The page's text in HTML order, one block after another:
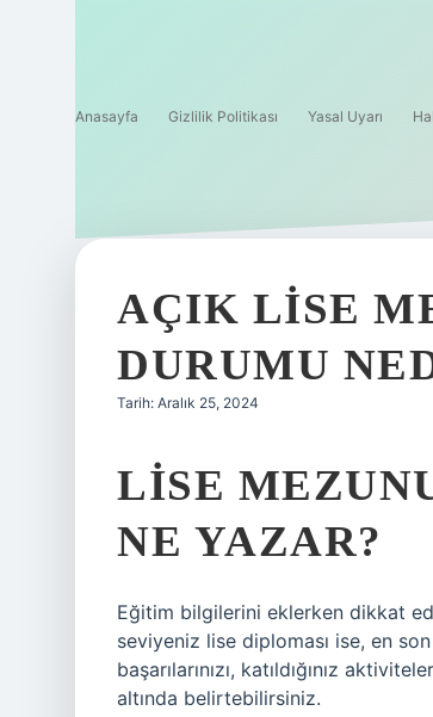
Anasayfa Gizlilik Politikası Yasal Uyarı
AÇIK LISE
DURUMU
Tarih: Aralık 25, 2024
LISE
NE YAZAR?
Eğitim bilgilerini eklerken dikkat
seviyeniz lise diploması ise, en
başarılarınızı, katıldığınız
altında belirtebilirsiniz.